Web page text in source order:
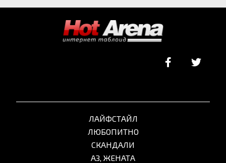
ЛАЙФСТАЙЛ
ЛЮБОПИТНО
СКАНДАЛИ
АЗ, ЖЕНАТА